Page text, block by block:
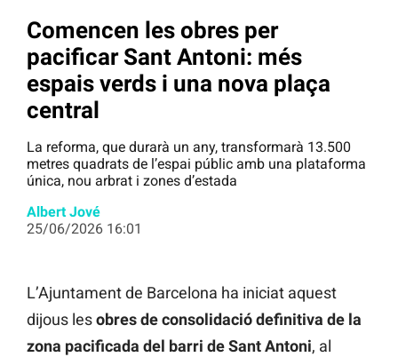
Comencen les obres per
pacificar Sant Antoni: més
espais verds i una nova plaça
central
La reforma, que durarà un any, transformarà 13.500
metres quadrats de l’espai públic amb una plataforma
única, nou arbrat i zones d’estada
Albert Jové
25/06/2026 16:01
L’Ajuntament de Barcelona ha iniciat aquest
dijous lesobres de consolidació definitiva de la
zona pacificada del barri de Sant Antoni, al